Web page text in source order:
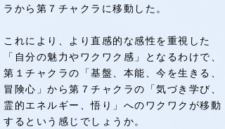
ラから第７チャクラに移動した。
これにより、より直感的な感性を重視した
「自分の魅力やワクワク感」となるわけで、
第１チャクラの「基盤、本能、今を生きる、
冒険心」から第７チャクラの「気づき学び、
霊的エネルギー、悟り」へのワクワクが移動
するという感じでしょうか。